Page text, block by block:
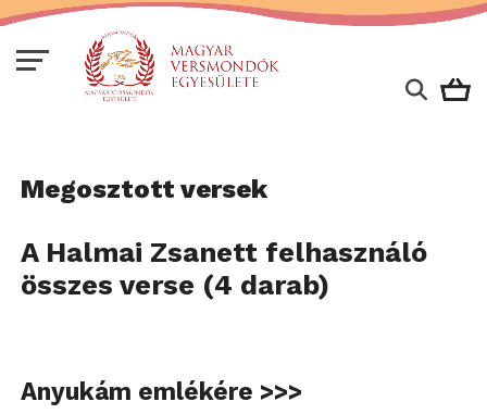
Megosztott versek
A Halmai Zsanett felhasználó
összes verse (4 darab)
Anyukám emlékére >>>